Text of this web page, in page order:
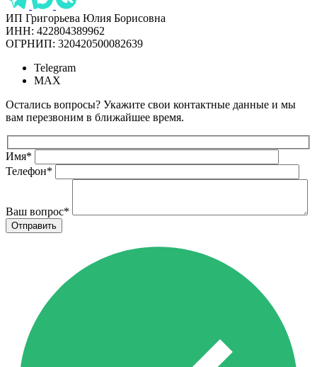
ИП Григорьева Юлия Борисовна
ИНН: 422804389962
ОГРНИП: 320420500082639
Telegram
MAX
Остались вопросы? Укажите свои контактные данные и мы
вам перезвоним в ближайшее время.
Имя*
Телефон*
Ваш вопрос*